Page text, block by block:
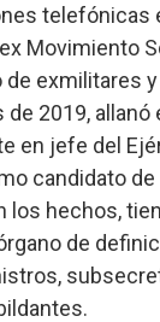
telefónicas
Movimiento
de exmilitares
2019, allanó
en jefe del
candidato de
los hechos,
de